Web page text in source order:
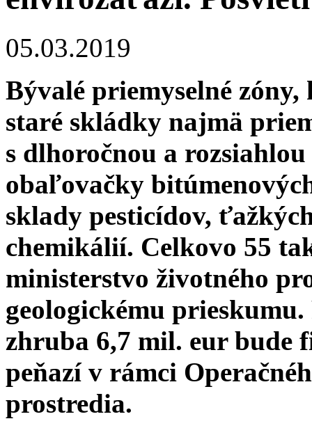
05.03.2019
Bývalé priemyselné
staré skládky najmä
s dlhoročnou a
obaľovačky
sklady pesticídov,
chemikálií. Celkovo 55
ministerstvo životného
geologickému
zhruba 6,7 mil. eur bude
peňazí v rámci
prostredia.